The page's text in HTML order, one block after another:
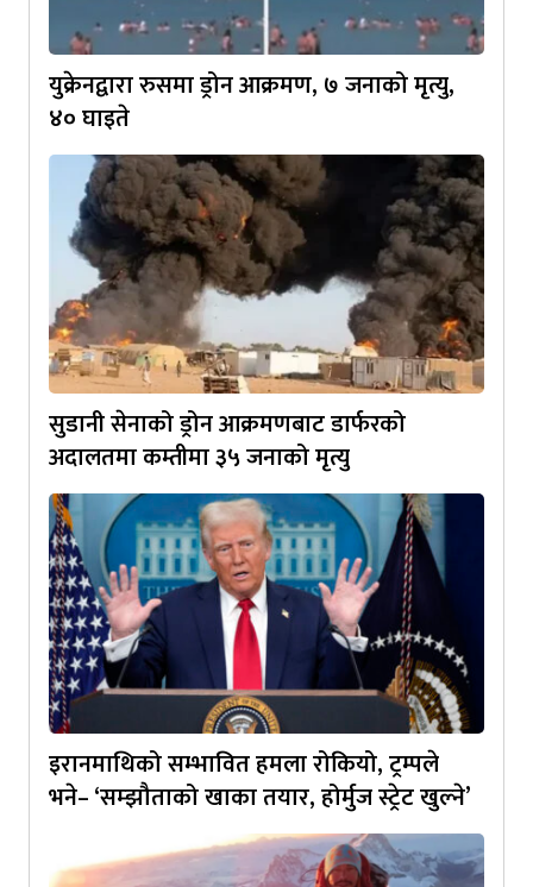
युक्रेनद्वारा रुसमा ड्रोन आक्रमण, ७ जनाको मृत्यु,
४० घाइते
सुडानी सेनाको ड्रोन आक्रमणबाट डार्फरको
अदालतमा कम्तीमा ३५ जनाको मृत्यु
इरानमाथिको सम्भावित हमला रोकियो, ट्रम्पले
भने– ‘सम्झौताको खाका तयार, होर्मुज स्ट्रेट खुल्ने’